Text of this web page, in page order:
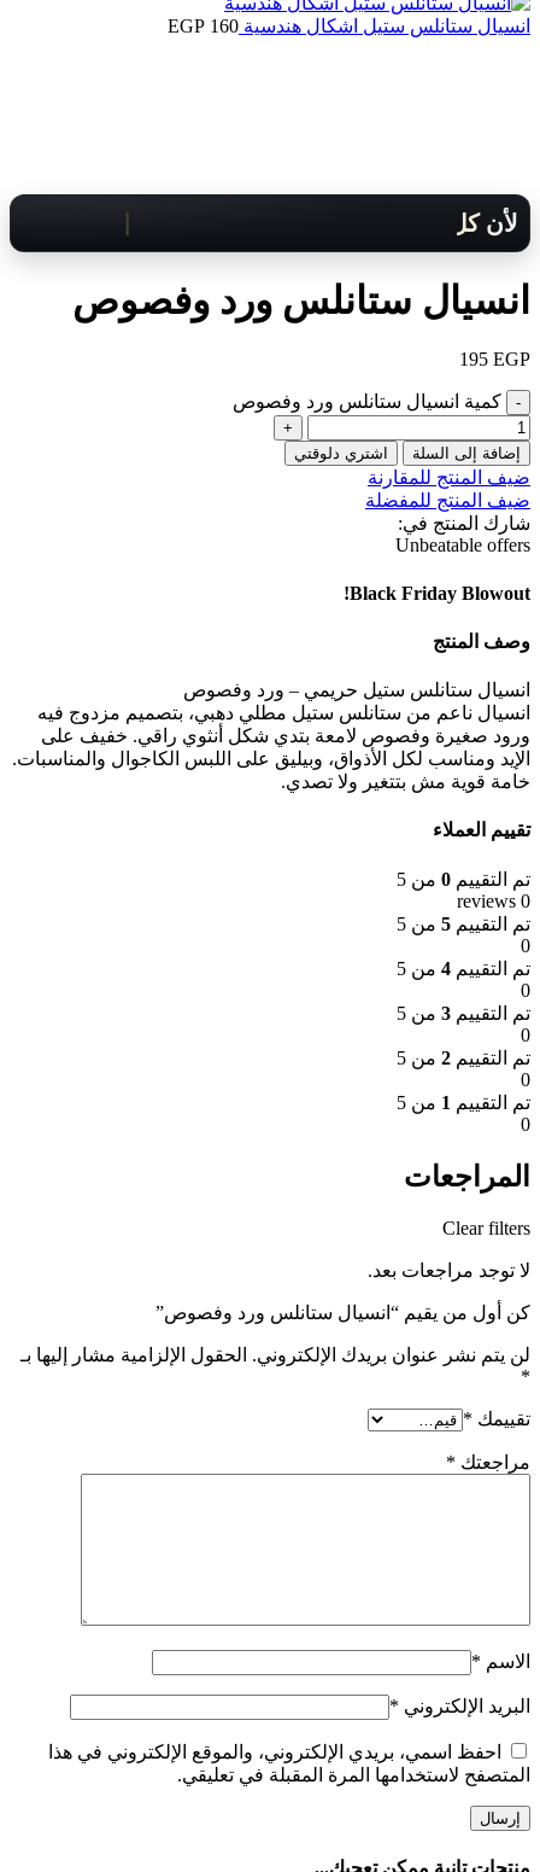
انسيال ستانلس ستيل اشكال هندسية 160
EGP
لأن كل لحظة مهمة .. هنوصلك بسرعة!
انسيال ستانلس ورد وفصوص
195 EGP
كمية انسيال ستانلس ورد وفصوص
إضافة إلى السلة اشتري دلوقتي
ضيف المنتج للمقارنة
ضيف المنتج للمفضلة
شارك المنتج في:
Unbeatable offers
Black Friday Blowout!
وصف المنتج
انسيال ستانلس ستيل حريمي – ورد وفصوص
انسيال ناعم من ستانلس ستيل مطلي دهبي، بتصميم مزدوج فيه
ورود صغيرة وفصوص لامعة بتدي شكل أنثوي راقي. خفيف على
الإيد ومناسب لكل الأذواق، وبيليق على اللبس الكاجوال والمناسبات.
خامة قوية مش بتتغير ولا تصدي.
تقييم العملاء
تم التقييم 0 من 5
0 reviews
تم التقييم 5 من 5
0
تم التقييم 4 من 5
0
تم التقييم 3 من 5
0
تم التقييم 2 من 5
0
تم التقييم 1 من 5
0
المراجعات
Clear filters
لا توجد مراجعات بعد.
كن أول من يقيم “انسيال ستانلس ورد وفصوص”
لن يتم نشر عنوان بريدك الإلكتروني. الحقول الإلزامية مشار إليها بـ
*
تقييمك *
مراجعتك *
الاسم *
البريد الإلكتروني *
احفظ اسمي، بريدي الإلكتروني، والموقع الإلكتروني في هذا
المتصفح لاستخدامها المرة المقبلة في تعليقي.
منتجات تانية ممكن تعجبك...